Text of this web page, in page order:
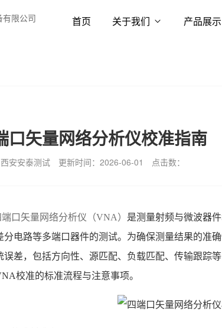
首页 关于我们 产品展示
口矢量网络分析仪校准指南
安安泰测试 更新时间：2026-06-01 点击数：
端口矢量网络分析仪（VNA） 是测量射频与微波器
分电路等多端口器件的测试。为确保测量结果的准
误差，包括方向性、源匹配、负载匹配、传输跟踪
校准的标准流程与注意事项。